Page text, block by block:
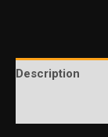
Description